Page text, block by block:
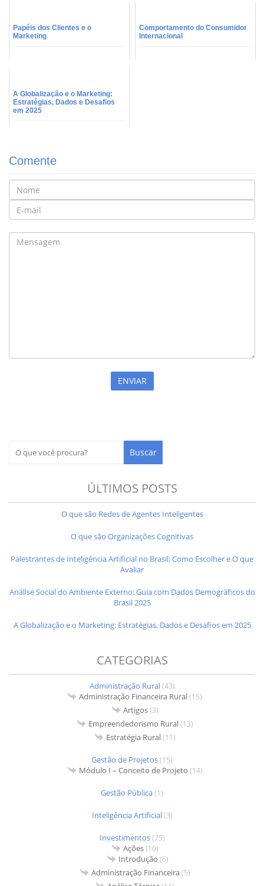
Papéis dos Clientes e o
Marketing
Comportamento do Consumidor
Internacional
A Globalização e o Marketing:
Estratégias, Dados e Desafios
em 2025
Comente
ÚLTIMOS POSTS
O que são Redes de Agentes Inteligentes
O que são Organizações Cognitivas
Palestrantes de Inteligência Artificial no Brasil: Como Escolher e O que
Avaliar
Análise Social do Ambiente Externo: Guia com Dados Demográficos do
Brasil 2025
A Globalização e o Marketing: Estratégias, Dados e Desafios em 2025
CATEGORIAS
Administração Rural(43)
Administração Financeira Rural(15)
Artigos(3)
Empreendedorismo Rural(13)
Estratégia Rural(11)
Gestão de Projetos(15)
Módulo I – Conceito de Projeto (14)
Gestão Pública(1)
Inteligência Artificial(3)
Investimentos(75)
Ações(10)
Introdução (6)
Administração Financeira(5)